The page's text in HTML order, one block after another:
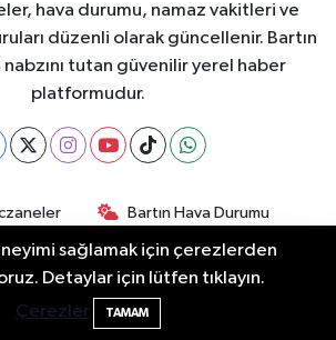
hava durumu, namaz vakitleri ve
düzenli olarak güncellenir. Bartın
nabzını tutan güvenilir yerel haber
platformudur.
Bartın Hava Durumu
Haritası
sağlamak için çerezlerden
Detaylar için lütfen tıklayın.
Çerezler
TAMAM
Bal Festivalinde Hande
Alacak